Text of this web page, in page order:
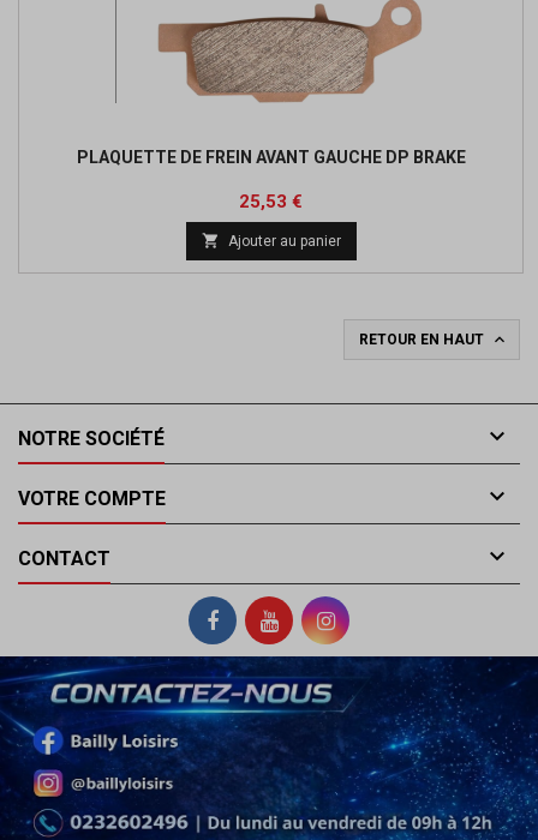
PLAQUETTE DE FREIN AVANT GAUCHE DP BRAKE
Prix
25,53 €
base
 Ajouter au panier
RETOUR EN HAUT 
NOTRE SOCIÉTÉ 
VOTRE COMPTE 
CONTACT 